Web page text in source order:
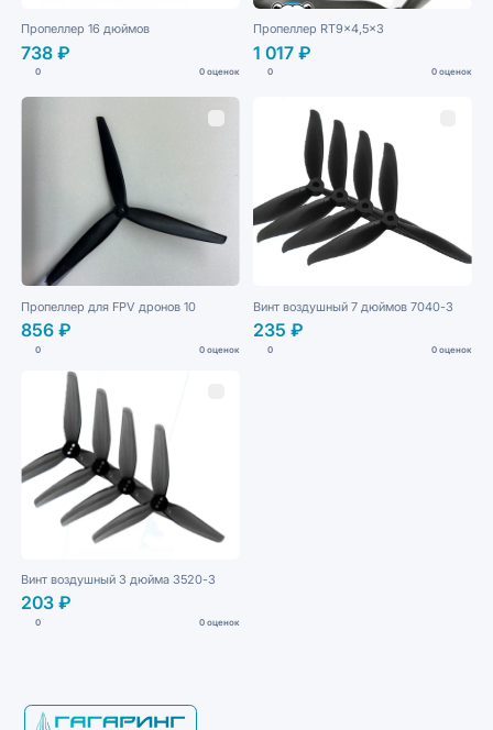
Пропеллер 16 дюймов
738 ₽
0 0 оценок
Пропеллер RT9x4,5x3
1 017 ₽
0 0 оценок
Пропеллер для FPV дронов 10
856 ₽
0 0 оценок
Винт воздушный 7 дюймов 7040-3
235 ₽
0 0 оценок
Винт воздушный 3 дюйма 3520-3
203 ₽
0 0 оценок